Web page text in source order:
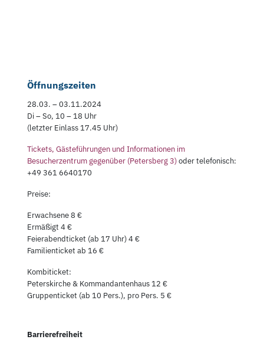
Öffnungszeiten
28.03. – 03.11.2024
Di – So, 10 – 18 Uhr
(letzter Einlass 17.45 Uhr)
Tickets, Gästeführungen und Informationen im
Besucherzentrum gegenüber (Petersberg 3)oder telefonisch:
+49 361 6640170
Preise:
Erwachsene 8 €
Ermäßigt 4 €
Feierabendticket (ab 17 Uhr) 4 €
Familienticket ab 16 €
Kombiticket:
Peterskirche & Kommandantenhaus 12 €
Gruppenticket (ab 10 Pers.), pro Pers. 5 €
Barrierefreiheit